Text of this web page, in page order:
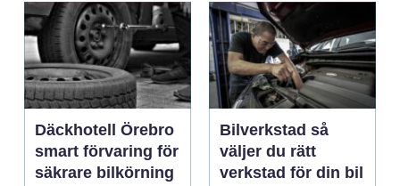
Däckhotell Örebro
smart förvaring för
säkrare bilkörning
Bilverkstad så
väljer du rätt
verkstad för din bil